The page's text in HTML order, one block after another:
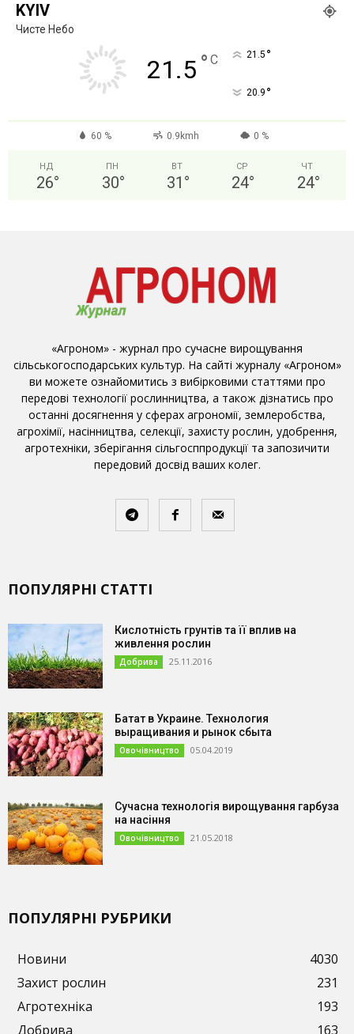
KYIV
Чисте Небо
21.5 ° C 21.5 °
20.9 °
60 % 0.9kmh 0 %
НД
26°
ПН
30°
ВТ
31 °
СР
24°
ЧТ
24°
«Агроном» - журнал про сучасне вирощування
сільськогосподарських культур. На сайті журналу «Агроном»
ви можете ознайомитись з вибірковими статтями про
передові технології рослинництва, а також дізнатись про
останні досягнення у сферах агрономії, землеробства,
агрохімії, насінництва, селекції, захисту рослин, удобрення,
агротехніки, зберігання сільгосппродукції та запозичити
передовий досвід ваших колег.
ПОПУЛЯРНІ СТАТТІ
Кислотність грунтів та її вплив на
живлення рослин
Добрива 25.11.2016
Батат в Украине. Технология
выращивания и рынок сбыта
Овочівництво 05.04.2019
Сучасна технологія вирощування гарбуза
на насіння
Овочівництво 21.05.2018
ПОПУЛЯРНІ РУБРИКИ
Новини
4030
Захист рослин
231
Агротехніка
193
Добрива
163